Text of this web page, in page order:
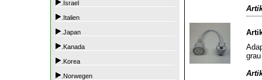
.Israel
.Italien
.Japan
.Kanada
.Korea
.Norwegen
grau